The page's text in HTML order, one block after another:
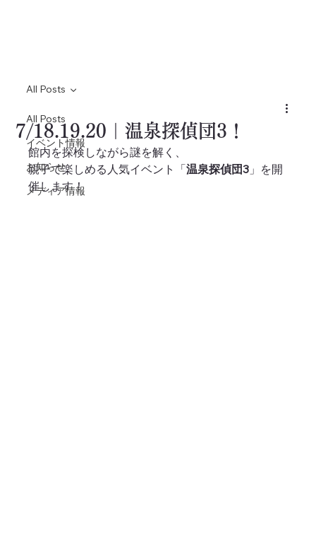
All Posts
イベント情報
お知らせ
メディア情報
All Posts
7/18.19.20｜温泉探偵団3！
館内を探検しながら謎を解く、
親子で楽しめる人気イベント「温泉探偵団3 」を開
催します！